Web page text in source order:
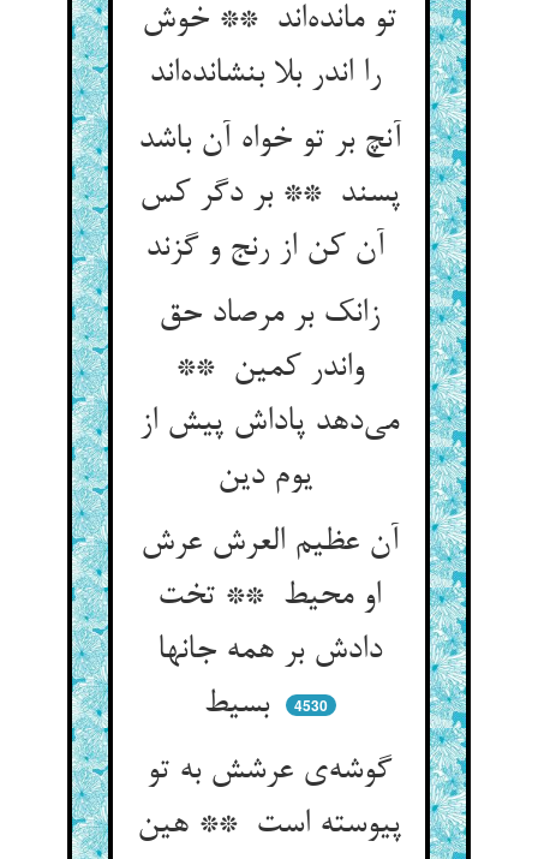
تو مانده‌اند ** خوش
را اندر بلا بنشانده‌اند
آنچ بر تو خواه آن باشد
پسند ** بر دگر کس
زانک بر مرصاد حق
واندر کمین **
می‌دهد پاداش پیش از
یوم دین
آن عظیم العرش عرش
او محیط ** تخت
دادش بر همه جانها
بسیط
4530
گوشه‌ی عرشش به تو
پیوسته است ** هین